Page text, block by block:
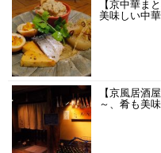
【京中華ま
美味しい中
【京風居酒
～、肴も美